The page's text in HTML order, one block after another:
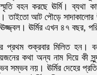
বহন করছে ঊর্মি। ব্যথা
তাইতো আট পৌড়ে
ঊর্মির এখন ৪৭ বছর,
প্রথম শুক্রবার মিলিত হন।
কথা অন্য নাম দিয়ে কী
নয়। ঊর্মির দেহের প্রতি